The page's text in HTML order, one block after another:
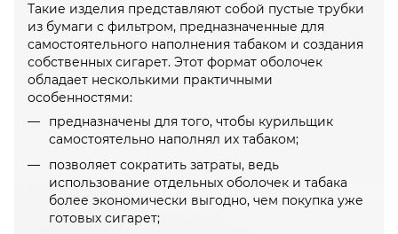
Такие изделия представляют собой пустые трубки
из бумаги с фильтром, предназначенные для
самостоятельного наполнения табаком и создания
собственных сигарет. Этот формат оболочек
обладает несколькими практичными
особенностями:
предназначены для того, чтобы курильщик
самостоятельно наполнял их табаком;
позволяет сократить затраты, ведь
использование отдельных оболочек и табака
более экономически выгодно, чем покупка уже
готовых сигарет;